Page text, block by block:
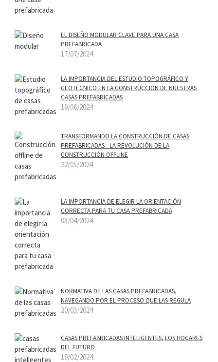
EL DISEÑO MODULAR CLAVE PARA UNA CASA
PREFABRICADA
17/07/2024
LA IMPORTANCIA DEL ESTUDIO TOPOGRÁFICO Y
GEOTÉCNICO EN LA CONSTRUCCIÓN DE NUESTRAS
CASAS PREFABRICADAS
19/06/2024
TRANSFORMANDO LA CONSTRUCCIÓN DE CASAS
PREFABRICADAS - LA REVOLUCIÓN DE LA
CONSTRUCCIÓN OFFLINE
22/05/2024
LA IMPORTANCIA DE ELEGIR LA ORIENTACIÓN
CORRECTA PARA TU CASA PREFABRICADA
03/04/2024
NORMATIVA DE LAS CASAS PREFABRICADAS,
NAVEGANDO POR EL PROCESO QUE LAS REGULA
20/03/2024
CASAS PREFABRICADAS INTELIGENTES, LOS HOGARES
DEL FUTURO
18/02/2024